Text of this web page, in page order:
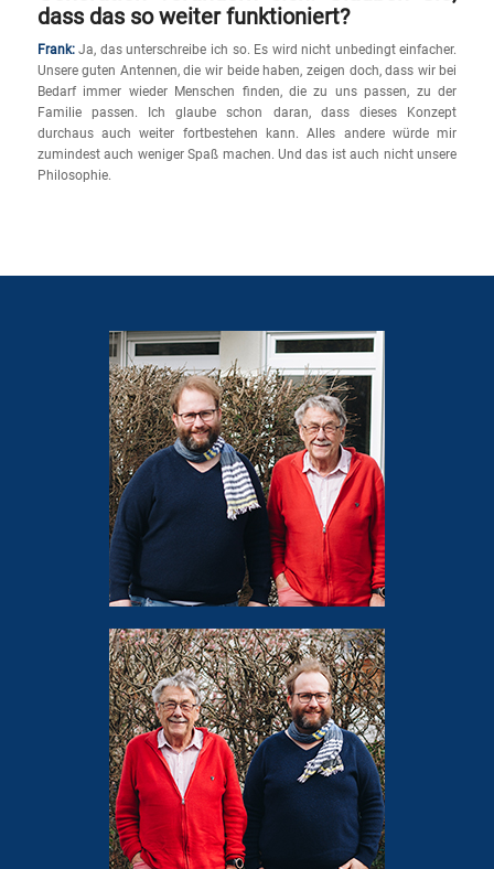
dass das so weiter funktioniert?
Frank:Ja, das unterschreibe ich so. Es wird nicht unbedingt einfacher.
Unsere guten Antennen, die wir beide haben, zeigen doch, dass wir bei
Bedarf immer wieder Menschen finden, die zu uns passen, zu der
Familie passen. Ich glaube schon daran, dass dieses Konzept
durchaus auch weiter fortbestehen kann. Alles andere würde mir
zumindest auch weniger Spaß machen. Und das ist auch nicht unsere
Philosophie.